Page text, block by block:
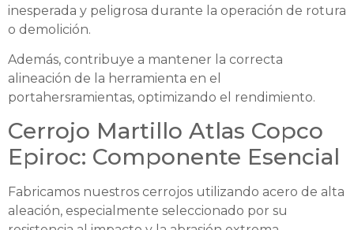
inesperada y peligrosa durante la operación de rotura
o demolición.
Además, contribuye a mantener la correcta
alineación de la herramienta en el
portahersramientas, optimizando el rendimiento.
Cerrojo Martillo Atlas Copco
Epiroc: Componente Esencial
Fabricamos nuestros cerrojos utilizando acero de alta
aleación, especialmente seleccionado por su